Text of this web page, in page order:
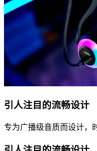
引人注目的流畅设计
专为广播级音质而设计，